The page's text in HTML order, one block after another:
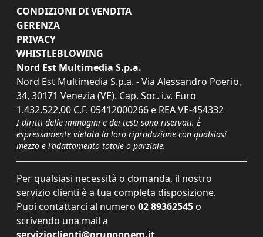
CONDIZIONI DI VENDITA
GERENZA
PRIVACY
WHISTLEBLOWING
Nord Est Multimedia S.p.a.
Nord Est Multimedia S.p.a. - Via Alessandro Poerio,
34, 30171 Venezia (VE). Cap. Soc. i.v. Euro
1.432.522,00 C.F. 05412000266 e REA VE-454332
I diritti delle immagini e dei testi sono riservati. È
espressamente vietata la loro riproduzione con qualsiasi
mezzo e l'adattamento totale o parziale.
Per qualsiasi necessità o domanda, il nostro
servizio clienti è a tua completa disposizione.
Puoi contattarci al numero 02 89362545 o
scrivendo una mail a